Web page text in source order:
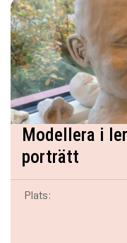
Modellera i
porträtt
Plats: